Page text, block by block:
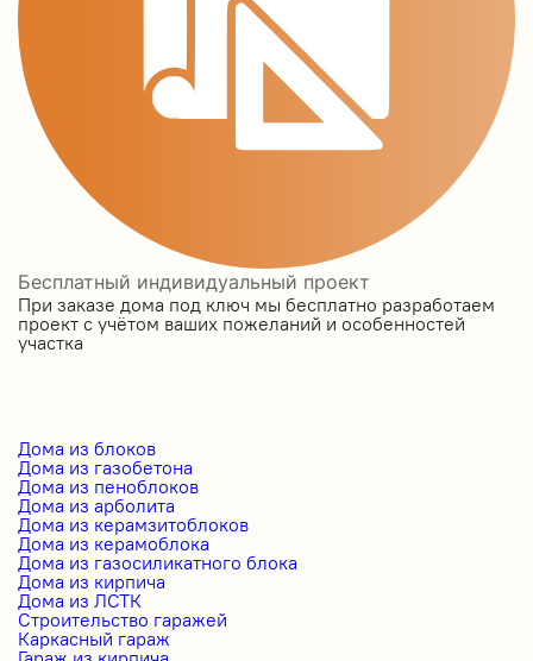
Бесплатный индивидуальный проект
При заказе дома под ключ мы бесплатно разработаем
проект с учётом ваших пожеланий и особенностей
участка
Дома из блоков
Дома из газобетона
Дома из пеноблоков
Дома из арболита
Дома из керамзитоблоков
Дома из керамоблока
Дома из газосиликатного блока
Дома из кирпича
Дома из ЛСТК
Строительство гаражей
Каркасный гараж